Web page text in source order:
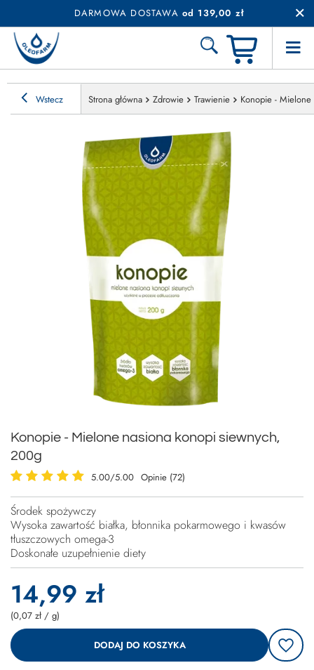
DARMOWA DOSTAWA od 139,00 zł
Wstecz Strona główna Zdrowie Trawienie Konopie -
Konopie - Mielone nasiona konopi siewnych,
200g
5.00/5.00 Opinie (72)
Środek spożywczy
Wysoka zawartość białka, błonnika pokarmowego i kwasów
tłuszczowych omega-3
Doskonałe uzupełnienie diety
14,99 zł
(0,07 zł / g)
DODAJ DO KOSZYKA